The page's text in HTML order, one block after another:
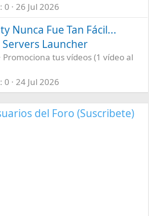
0 26 Jul 2026
Nunca Fue Tan Fácil...
Servers Launcher
Promociona tus vídeos (1 vídeo al
0 24 Jul 2026
del Foro (Suscribete)